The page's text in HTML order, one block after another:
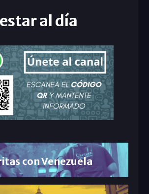
al día
con Venezuela